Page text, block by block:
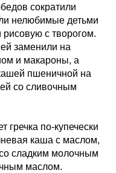
сократили
нелюбимые детьми
рисовую с творогом.
заменили на
и макароны, а
пшеничной на
со сливочным
гречка по-купечески
каша с маслом,
сладким молочным
маслом.